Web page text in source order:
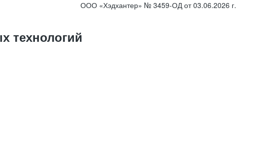
ООО «Хэдхантер» № 3459-ОД от 03.06.2026 г.
технологий